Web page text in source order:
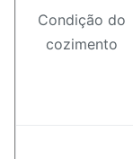
Condição do
cozimento